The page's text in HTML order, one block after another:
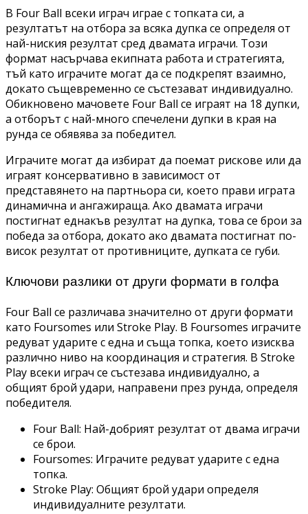
В Four Ball всеки играч играе с топката си, а
резултатът на отбора за всяка дупка се определя от
най-ниския резултат сред двамата играчи. Този
формат насърчава екипната работа и стратегията,
тъй като играчите могат да се подкрепят взаимно,
докато същевременно се състезават индивидуално.
Обикновено мачовете Four Ball се играят на 18 дупки,
а отборът с най-много спечелени дупки в края на
рунда се обявява за победител.
Играчите могат да избират да поемат рискове или да
играят консервативно в зависимост от
представянето на партньора си, което прави играта
динамична и ангажираща. Ако двамата играчи
постигнат еднакъв резултат на дупка, това се брои за
победа за отбора, докато ако двамата постигнат по-
висок резултат от противниците, дупката се губи.
Ключови разлики от други формати в голфа
Four Ball се различава значително от други формати
като Foursomes или Stroke Play. В Foursomes играчите
редуват ударите с една и съща топка, което изисква
различно ниво на координация и стратегия. В Stroke
Play всеки играч се състезава индивидуално, а
общият брой удари, направени през рунда, определя
победителя.
Four Ball: Най-добрият резултат от двама играчи
се брои.
Foursomes: Играчите редуват ударите с една
топка.
Stroke Play: Общият брой удари определя
индивидуалните резултати.